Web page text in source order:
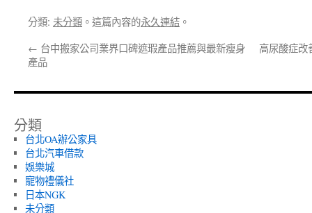
分類: 未分類 。這篇內容的永久連結 。
← 台中搬家公司業界口碑遮瑕產品推薦與最新瘦身
產品
高尿酸症改
分類
台北OA辦公家具
台北汽車借款
娛樂城
寵物禮儀社
日本NGK
未分類